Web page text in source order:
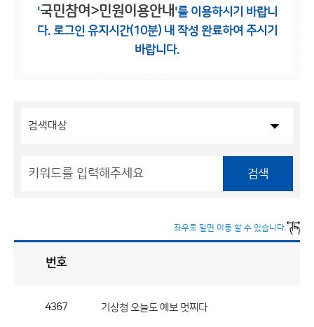
'국민참여>민원이용안내 '를 이용하시기 바랍니
다. 로그인 유지시간(10분) 내 작성 완료하여 주시기
바랍니다.
검색
좌우로 밀면 이동 할 수 있습니다.
번호
4367 기상청 오늘도 예보 멋찌다